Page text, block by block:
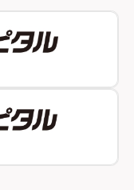
ャスパ